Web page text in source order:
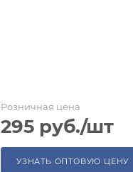
Розничная цена
295 руб./шт
УЗНАТЬ ОПТОВУЮ ЦЕНУ